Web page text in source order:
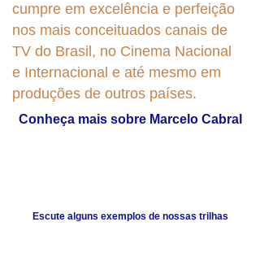
cumpre em excelência e perfeição
nos mais conceituados canais de
TV do Brasil, no Cinema Nacional
e Internacional e até mesmo em
produções de outros países.
Conheça mais sobre Marcelo Cabral
Escute alguns exemplos de nossas trilhas